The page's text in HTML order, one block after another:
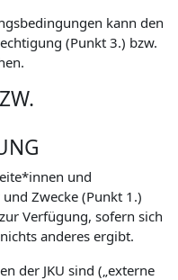
kann den
(Punkt 3.) bzw.
und
Zwecke (Punkt 1.)
Verfügung, sofern sich
anderes ergibt.
der JKU sind („externe